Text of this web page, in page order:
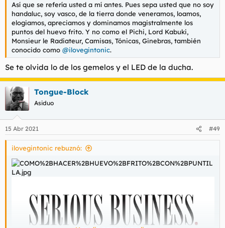
Así que se refería usted a mí antes. Pues sepa usted que no soy
handaluc, soy vasco, de la tierra donde veneramos, loamos,
elogiamos, apreciamos y dominamos magistralmente los
puntos del huevo frito. Y no como el Pichi, Lord Kabuki,
Monsieur le Radiateur, Camisas, Tónicas, Ginebras, también
conocido como @ilovegintonic.
Se te olvida lo de los gemelos y el LED de la ducha.
Tongue-Block
Asiduo
15 Abr 2021 #49
ilovegintonic rebuznó: